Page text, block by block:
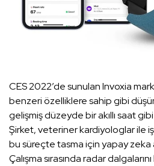
CES 2022’de sunulan Invoxia
benzeri özelliklere sahip gibi
gelişmiş düzeyde bir akıllı saat
Şirket, veteriner kardiyologlar ile iş
bu süreçte tasma için yapay zeka
Çalışma sırasında radar